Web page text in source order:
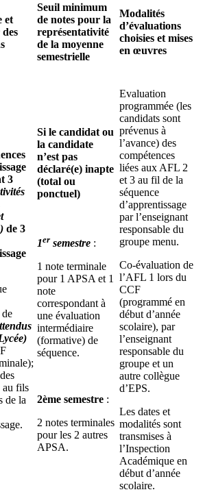
et
Seuil minimum
de notes pour la
représentativité
de la moyenne
semestrielle
Modalités
d’évaluations
choisies et mises
en œuvres
3
de 3
au fils
de la
Si le candidat ou
la candidate
n’est pas
déclaré(e) inapte
(total ou
ponctuel)
1er semestre :
1 note terminale
pour 1 APSA et 1
note
correspondant à
une évaluation
intermédiaire
(formative) de
séquence.
2ème semestre :
2 notes terminales
pour les 2 autres
APSA.
Evaluation
programmée (les
candidats sont
prévenus à
l’avance) des
compétences
liées aux AFL 2
et 3 au fil de la
séquence
d’apprentissage
par l’enseignant
responsable du
groupe menu.
Co-évaluation de
l’AFL 1 lors du
CCF
(programmé en
début d’année
scolaire), par
l’enseignant
responsable du
groupe et un
autre collègue
d’EPS.
Les dates et
modalités sont
transmises à
l’Inspection
Académique en
début d’année
scolaire.